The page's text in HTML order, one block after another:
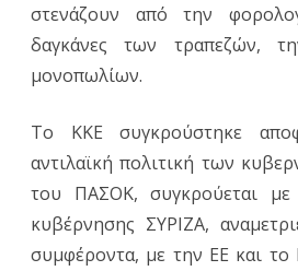
στενάζουν από την
δαγκάνες των τραπεζών,
μονοπωλίων.
Το ΚΚΕ συγκρούστηκε
αντιλαϊκή πολιτική των
του ΠΑΣΟΚ, συγκρούεται με
κυβέρνησης ΣΥΡΙΖΑ,
συμφέροντα, με την ΕΕ και